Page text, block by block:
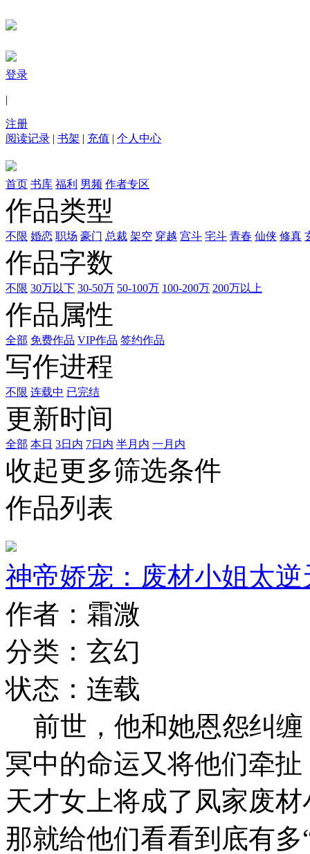
登录
|
注册
阅读记录 | 书架 | 充值 | 个人中心
首页 书库 福利 男频 作者专区
作品类型
不限 婚恋 职场 豪门 总裁 架空 穿越 宫斗 宅斗 青春 仙侠 修真
作品字数
不限 30万以下 30-50万 50-100万 100-200万 200万以上
作品属性
全部 免费作品 VIP作品 签约作品
写作进程
不限 连载中 已完结
更新时间
全部 本日 3日内 7日内 半月内 一月内
收起更多筛选条件
作品列表
神帝娇宠：废材小姐太逆
作者：霜溦
分类：玄幻
状态：连载
前世，他和她恩怨纠缠
冥中的命运又将他们牵
天才女上将成了凤家废
那就给他们看看到底有